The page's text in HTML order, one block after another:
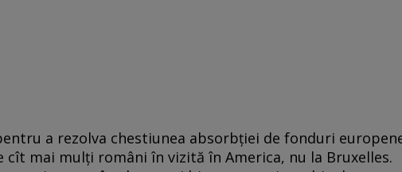
a rezolva chestiunea absorbţiei de fonduri
mai mulţi români în vizită în America, nu la Bruxelles.